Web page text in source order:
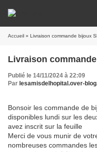
Accueil » Livraison commande bijoux
Livraison
Publié le 14/11/2024 à 22:09
Par lesamisdelhopital.over-
Bonsoir les commande de
disponibles lundi sur les
avez inscrit sur la feuille
Merci de vous munir de
nombreuses commandes